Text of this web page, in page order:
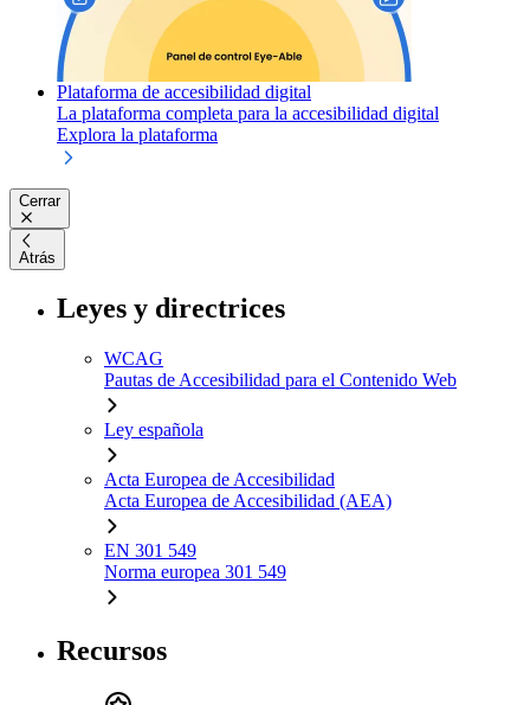
Plataforma de accesibilidad digital
La plataforma completa para la accesibilidad digital
Explora la plataforma
Cerrar
Atrás
Leyes y directrices
WCAG
Pautas de Accesibilidad para el Contenido Web
Ley española
Acta Europea de Accesibilidad
Acta Europea de Accesibilidad (AEA)
EN 301 549
Norma europea 301 549
Recursos